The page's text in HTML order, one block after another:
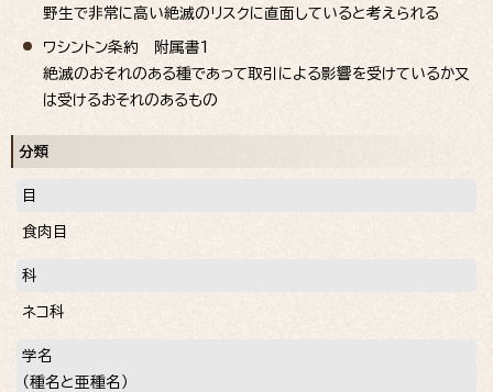
野生で非常に高い絶滅のリスクに直面していると考えられる
ワシントン条約 附属書1
絶滅のおそれのある種であって取引による影響を受けているか又
は受けるおそれのあるもの
分類
目
食肉目
科
ネコ科
学名
（種名と亜種名）